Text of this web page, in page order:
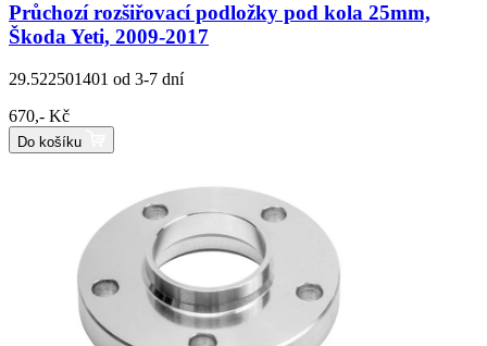
Průchozí rozšiřovací podložky pod kola 25mm,
Škoda Yeti, 2009-2017
29.522501401 od 3-7 dní
670,- Kč
Do košíku